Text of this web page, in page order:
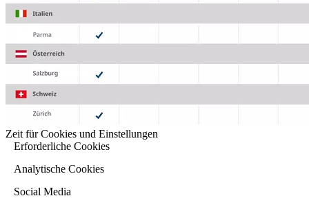
Zeit für Cookies und Einstellungen
Erforderliche Cookies
Analytische Cookies
Social Media